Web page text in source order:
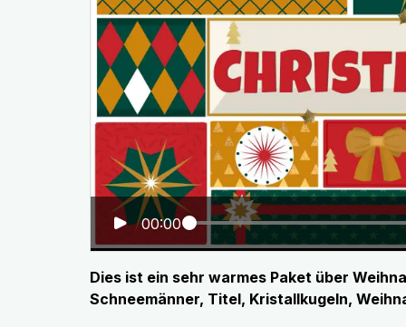
00:00
Dies ist ein sehr warmes Paket über
Schneemänner, Titel, Kristallkugeln,